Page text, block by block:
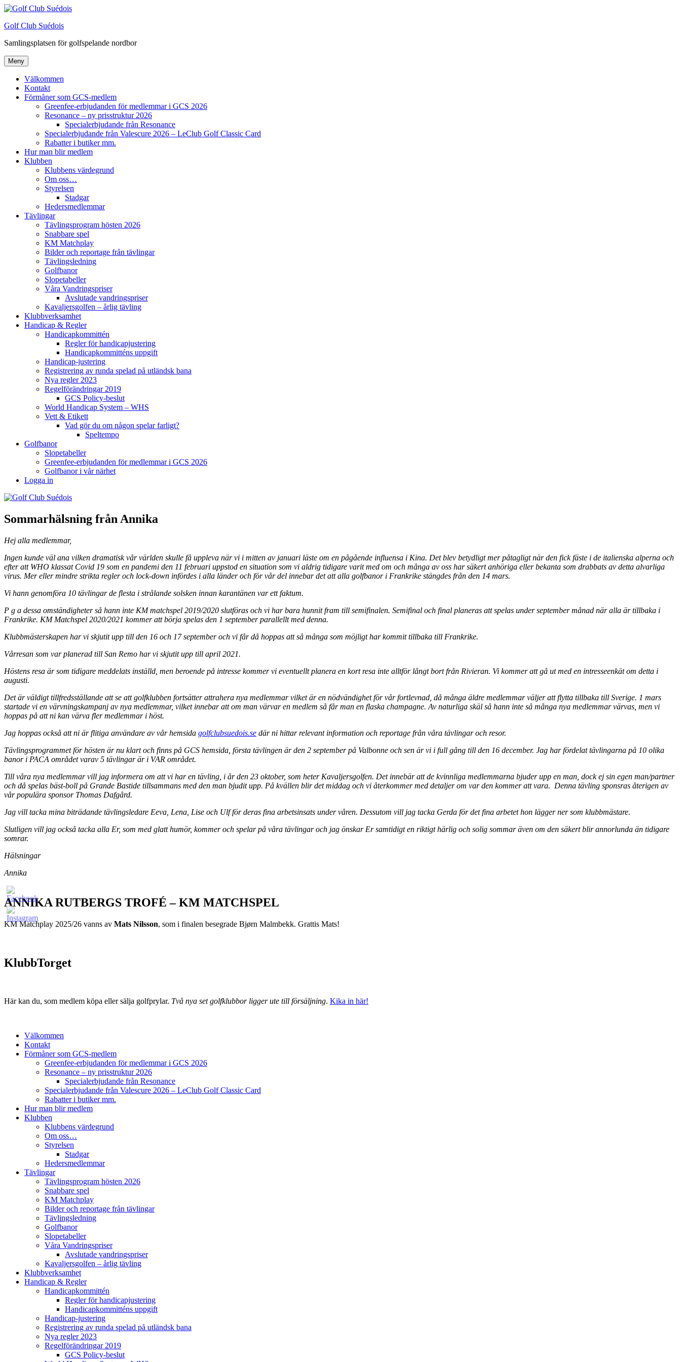
Hoppa
innehåll
Golf Club Suédois
Samlingsplatsen för golfspelande nordbor
Meny
Välkommen
Kontakt
Förmåner som GCS-medlem
Greenfee-erbjudanden för medlemmar i GCS 2026
Resonance – ny prisstruktur 2026
Specialerbjudande från Resonance
Specialerbjudande från Valescure 2026 – LeClub Golf Classic Card
Rabatter i butiker mm.
Hur man blir medlem
Klubben
Klubbens värdegrund
Om oss…
Styrelsen
Stadgar
Hedersmedlemmar
Tävlingar
Tävlingsprogram hösten 2026
Snabbare spel
KM Matchplay
Bilder och reportage från tävlingar
Tävlingsledning
Golfbanor
Slopetabeller
Våra Vandringspriser
Avslutade vandringspriser
Kavaljersgolfen – årlig tävling
Klubbverksamhet
Handicap & Regler
Handicapkommittén
Regler för handicapjustering
Handicapkommitténs uppgift
Handicap-justering
Registrering av runda spelad på utländsk bana
Nya regler 2023
Regelförändringar 2019
GCS Policy-beslut
World Handicap System – WHS
Vett & Etikett
Vad gör du om någon spelar farligt?
Speltempo
Golfbanor
Slopetabeller
Greenfee-erbjudanden för medlemmar i GCS 2026
Golfbanor i vår närhet
Logga in
Sommarhälsning från Annika
Hej alla medlemmar,
Ingen kunde väl ana vilken dramatisk vår världen skulle få uppleva när vi i mitten av januari läste om en pågående influensa i Kina. Det blev betydligt mer påtagligt när den fick fäste i de italienska alperna och
efter att WHO klassat Covid 19 som en pandemi den 11 februari uppstod en situation som vi aldrig tidigare varit med om och många av oss har säkert anhöriga eller bekanta som drabbats av detta alvarliga
virus. Mer eller mindre strikta regler och lock-down infördes i alla länder och för vår del innebar det att alla golfbanor i Frankrike stängdes från den 14 mars.
Vi hann genomföra 10 tävlingar de flesta i strålande solsken innan karantänen var ett faktum.
P g a dessa omständigheter så hann inte KM matchspel 2019/2020 slutföras och vi har bara hunnit fram till semifinalen. Semifinal och final planeras att spelas under september månad när alla är tillbaka i
Frankrike. KM Matchspel 2020/2021 kommer att börja spelas den 1 september parallellt med denna.
Klubbmästerskapen har vi skjutit upp till den 16 och 17 september och vi får då hoppas att så många som möjligt har kommit tillbaka till Frankrike.
Vårresan som var planerad till San Remo har vi skjutit upp till april 2021.
Höstens resa är som tidigare meddelats inställd, men beroende på intresse kommer vi eventuellt planera en kort resa inte alltför långt bort från Rivieran. Vi kommer att gå ut med en intresseenkät om detta i
augusti.
Det är väldigt tillfredsställande att se att golfklubben fortsätter attrahera nya medlemmar vilket är en nödvändighet för vår fortlevnad, då många äldre medlemmar väljer att flytta tillbaka till Sverige. 1 mars
startade vi en värvningskampanj av nya medlemmar, vilket innebar att om man värvar en medlem så får man en flaska champagne. Av naturliga skäl så hann inte så många nya medlemmar värvas, men vi
hoppas på att ni kan värva fler medlemmar i höst.
Jag hoppas också att ni är flitiga användare av vår hemsida golfclubsuedois.se där ni hittar relevant information och reportage från våra tävlingar och resor.
Tävlingsprogrammet för hösten är nu klart och finns på GCS hemsida, första tävlingen är den 2 september på Valbonne och sen är vi i full gång till den 16 december. Jag har fördelat tävlingarna på 10 olika
banor i PACA området varav 5 tävlingar är i VAR området.
Till våra nya medlemmar vill jag informera om att vi har en tävling, i år den 23 oktober, som heter Kavaljersgolfen. Det innebär att de kvinnliga medlemmarna bjuder upp en man, dock ej sin egen man/partner
och då spelas bäst-boll på Grande Bastide tillsammans med den man bjudit upp. På kvällen blir det middag och vi återkommer med detaljer om var den kommer att vara. Denna tävling sponsras återigen av
vår populära sponsor Thomas Dafgård.
Jag vill tacka mina biträdande tävlingsledare Eeva, Lena, Lise och Ulf för deras fina arbetsinsats under våren. Dessutom vill jag tacka Gerda för det fina arbetet hon lägger ner som klubbmästare.
Slutligen vill jag också tacka alla Er, som med glatt humör, kommer och spelar på våra tävlingar och jag önskar Er samtidigt en riktigt härlig och solig sommar även om den säkert blir annorlunda än tidigare
somrar.
Hälsningar
Annika
ANNIKA RUTBERGS TROFÉ – KM MATCHSPEL
KM Matchplay 2025/26 vanns av Mats Nilsson, som i finalen besegrade Bjørn Malmbekk. Grattis Mats!
KlubbTorget
Här kan du, som medlem köpa eller sälja golfprylar. Två nya set golfklubbor ligger ute till försäljning. Kika in här!
Välkommen
Kontakt
Förmåner som GCS-medlem
Greenfee-erbjudanden för medlemmar i GCS 2026
Resonance – ny prisstruktur 2026
Specialerbjudande från Resonance
Specialerbjudande från Valescure 2026 – LeClub Golf Classic Card
Rabatter i butiker mm.
Hur man blir medlem
Klubben
Klubbens värdegrund
Om oss…
Styrelsen
Stadgar
Hedersmedlemmar
Tävlingar
Tävlingsprogram hösten 2026
Snabbare spel
KM Matchplay
Bilder och reportage från tävlingar
Tävlingsledning
Golfbanor
Slopetabeller
Våra Vandringspriser
Avslutade vandringspriser
Kavaljersgolfen – årlig tävling
Klubbverksamhet
Handicap & Regler
Handicapkommittén
Regler för handicapjustering
Handicapkommitténs uppgift
Handicap-justering
Registrering av runda spelad på utländsk bana
Nya regler 2023
Regelförändringar 2019
GCS Policy-beslut